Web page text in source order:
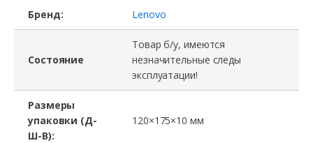
Бренд: Lenovo
Состояние
Товар б/у, имеются
незначительные следы
эксплуатации!
Размеры
упаковки (Д-
Ш-В):
120×175×10 мм